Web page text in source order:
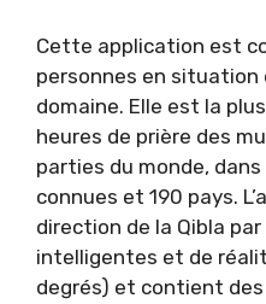
Cette application est
personnes en situation
domaine. Elle est la
heures de prière des
parties du monde,
connues et 190 pays.
direction de la Qibla
intelligentes et de
degrés) et contient